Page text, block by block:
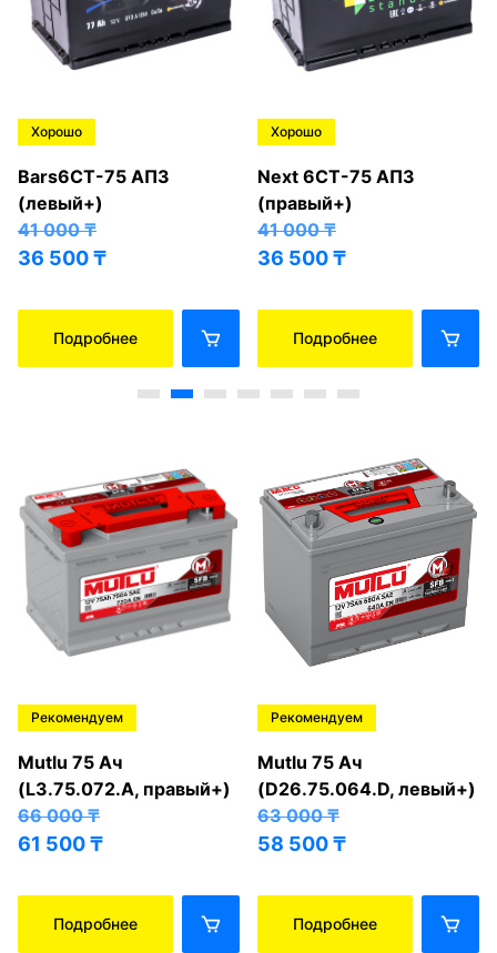
Хорошо
Bars6СТ-75 АПЗ
(левый+)
41 000₸
36 500₸
Подробнее
Хорошо
Next 6СТ-75 АПЗ
(правый+)
41 000₸
36 500₸
Подробнее
Рекомендуем
Mutlu 75 Ач
(L3.75.072.A, правый+)
66 000₸
61 500₸
Подробнее
Рекомендуем
Mutlu 75 Ач
(D26.75.064.D, левый+)
63 000₸
58 500₸
Подробнее